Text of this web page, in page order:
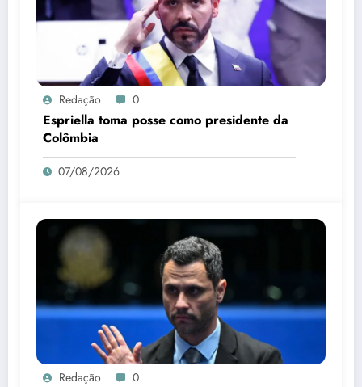
Redação 0
Espriella toma posse como presidente da
Colômbia
07/08/2026
Redação 0